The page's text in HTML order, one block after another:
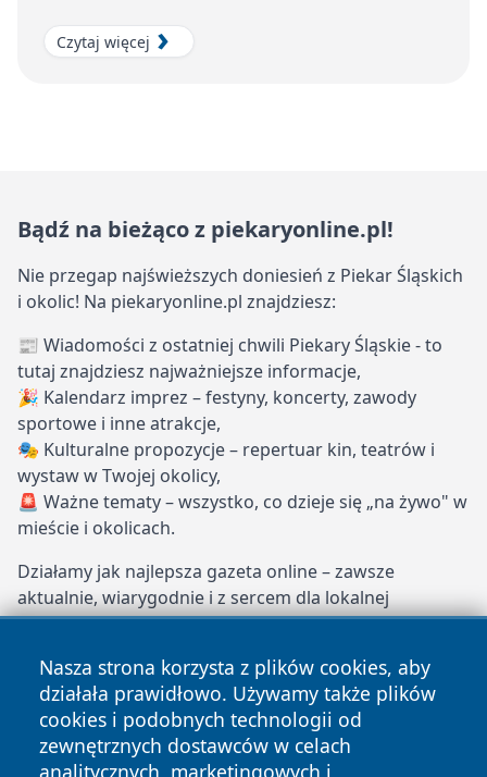
Czytaj więcej
Nasza strona korzysta z plików cookies, aby
działała prawidłowo. Używamy także plików
cookies i podobnych technologii od
zewnętrznych dostawców w celach
analitycznych, marketingowych i
Bądź na bieżąco z piekaryonline.pl!
Nie przegap najświeższych doniesień z Piekar Śląskich
i okolic! Na piekaryonline.pl znajdziesz:
📰 Wiadomości z ostatniej chwili Piekary Śląskie - to
tutaj znajdziesz najważniejsze informacje,
🎉 Kalendarz imprez – festyny, koncerty, zawody
sportowe i inne atrakcje,
🎭 Kulturalne propozycje – repertuar kin, teatrów i
wystaw w Twojej okolicy,
🚨 Ważne tematy – wszystko, co dzieje się „na żywo" w
mieście i okolicach.
Działamy jak najlepsza gazeta online – zawsze
aktualnie, wiarygodnie i z sercem dla lokalnej
społeczności. Dołącz do naszych stałych czytelników i
piekaryonline.pl – Twoje miejskie oko i ucho!
Copyright © 2026 piekaryonline.pl Wszystkie prawa
zastrzeżone.